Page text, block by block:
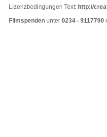
Lizenzbedingungen Text: http://
Filmspenden unter 0234 - 9117790